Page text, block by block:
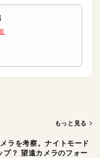
もっと見る
ラを考察。ナイトモード
プ？ 望遠カメラのフォー